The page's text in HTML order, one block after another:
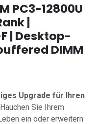
PC3-12800U
|
| Desktop-
DIMM
Upgrade für Ihren
Hauchen Sie Ihrem
ein oder erweitern